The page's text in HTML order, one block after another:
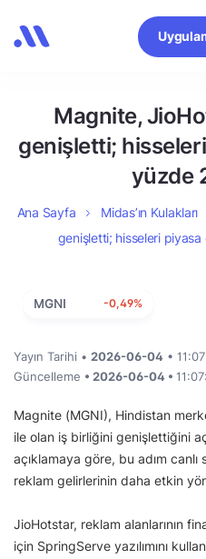
Magnite,
genişletti;
yüzde
Ana Sayfa Midas’ın Kulakları
genişletti; hisseleri
MGNI -0,49%
Yayın Tarihi • 2026-06-04 •
Güncelleme • 2026-06-04 •
Magnite (MGNI), Hindistan
ile olan iş birliğini genişlettiğini
açıklamaya göre, bu adım canlı
reklam gelirlerinin daha etkin
JioHotstar, reklam alanlarının
için SpringServe yazılımını